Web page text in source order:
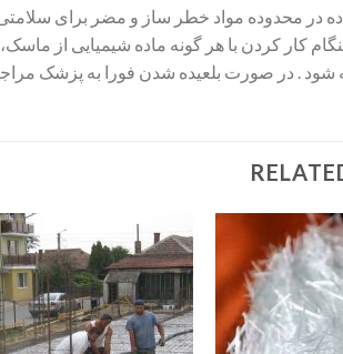
در محدوده مواد خطر ساز و مضر برای
کار کردن با هر گونه ماده شیمیایی از
. در صورت بلعیده شدن فورا به پزشک
افزودن
به
علاقه
مندی
ها